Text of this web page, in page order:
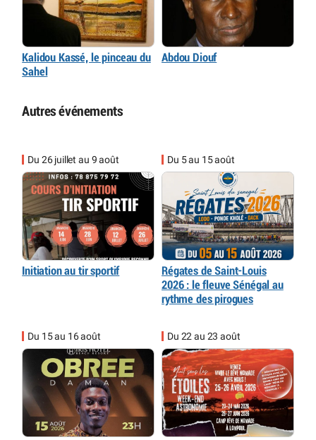
Kalidou Kassé, le pinceau du
Sahel
Abdou Diouf
Autres événements
Du 26 juillet au 9 août
Initiation au tir sportif
Du 5 au 15 août
Régates de Saint-Louis
2026 : le fleuve Sénégal au
rythme des pirogues
Du 15 au 16 août Du 22 au 23 août